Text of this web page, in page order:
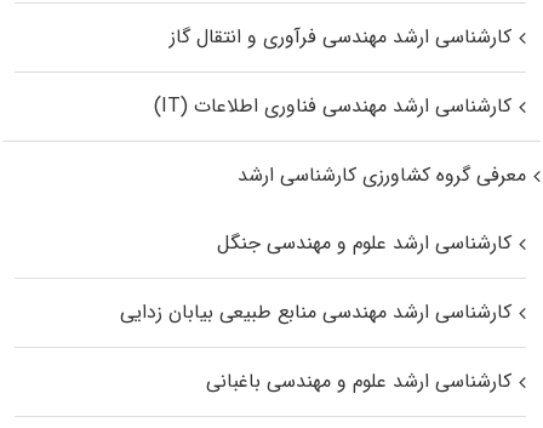
کارشناسی ارشد مهندسی فرآوری و انتقال گاز
کارشناسی ارشد مهندسی فناوری اطلاعات (IT)
معرفی گروه کشاورزی کارشناسی ارشد
کارشناسی ارشد علوم و مهندسی جنگل
کارشناسی ارشد مهندسی منابع طبیعی بیابان زدایی
کارشناسی ارشد علوم و مهندسی باغبانی